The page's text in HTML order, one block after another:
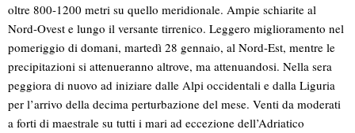
oltre 800-1200 metri su quello meridionale. Ampie schiarite al
Nord-Ovest e lungo il versante tirrenico. Leggero miglioramento nel
pomeriggio di domani, martedì 28 gennaio, al Nord-Est, mentre le
precipitazioni si attenueranno altrove, ma attenuandosi. Nella sera
peggiora di nuovo ad iniziare dalle Alpi occidentali e dalla Liguria
per l’arrivo della decima perturbazione del mese. Venti da moderati
a forti di maestrale su tutti i mari ad eccezione dell’Adriatico